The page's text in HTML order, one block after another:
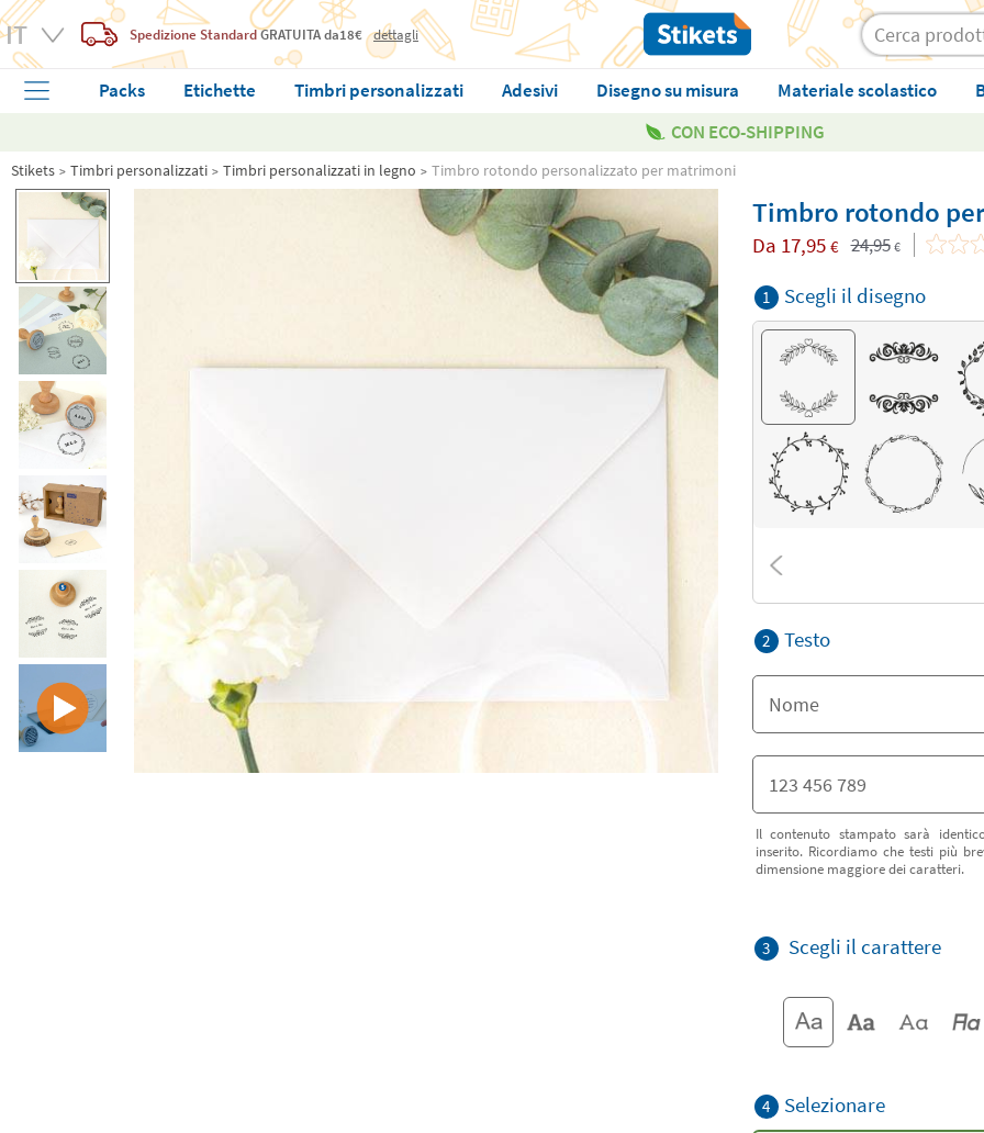
Spedizione StandardGRATUITAda18€ dettagli
Packs Etichette Timbri personalizzati Adesivi Disegno su misura Materiale scolastico
CON ECO-SHIPPING
Stikets Timbri personalizzati Timbri personalizzati in legno Timbro rotondo personalizzato per matrimoni
Timbro rotondo
Da 17,95 € 24,95 €
1 Scegli il disegno
2 Testo
Il contenuto stampato sarà
inserito. Ricordiamo che testi più
dimensione maggiore dei caratteri.
3 Scegli il carattere
4 Selezionare